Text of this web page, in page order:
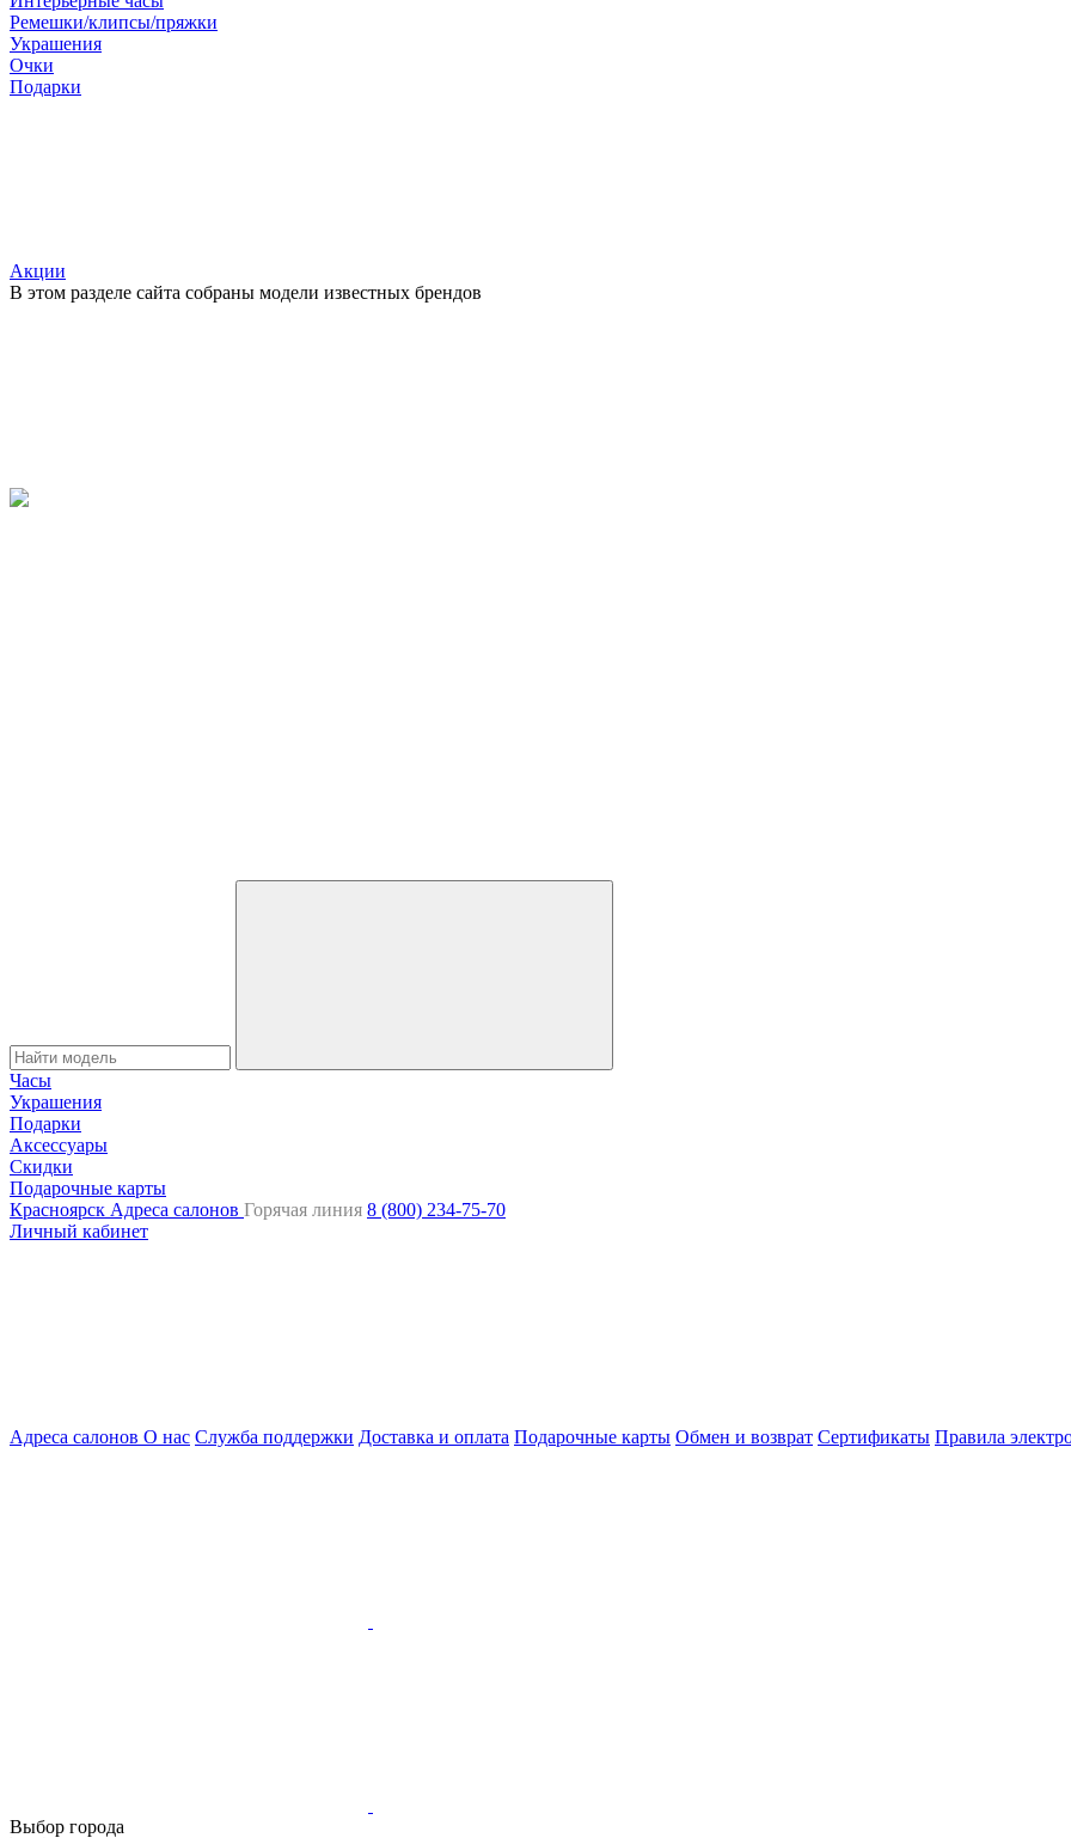
Ремешки/клипсы/пряжки
Украшения
Очки
Подарки
Акции
В этом разделе сайта собраны модели известных брендов
Часы
Украшения
Подарки
Аксессуары
Скидки
Подарочные карты
Красноярск Адреса салонов Горячая линия 8 (800) 234-75-70
Личный кабинет
Адреса салонов О нас Служба поддержки Доставка и оплата Подарочные карты Обмен и возврат Сертификаты Правила
Выбор города